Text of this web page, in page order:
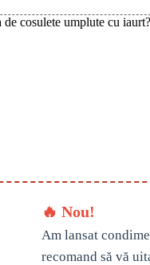
de cosulete umplute cu iaurt?
🔥 Nou!
Am lansat
recomand să vă